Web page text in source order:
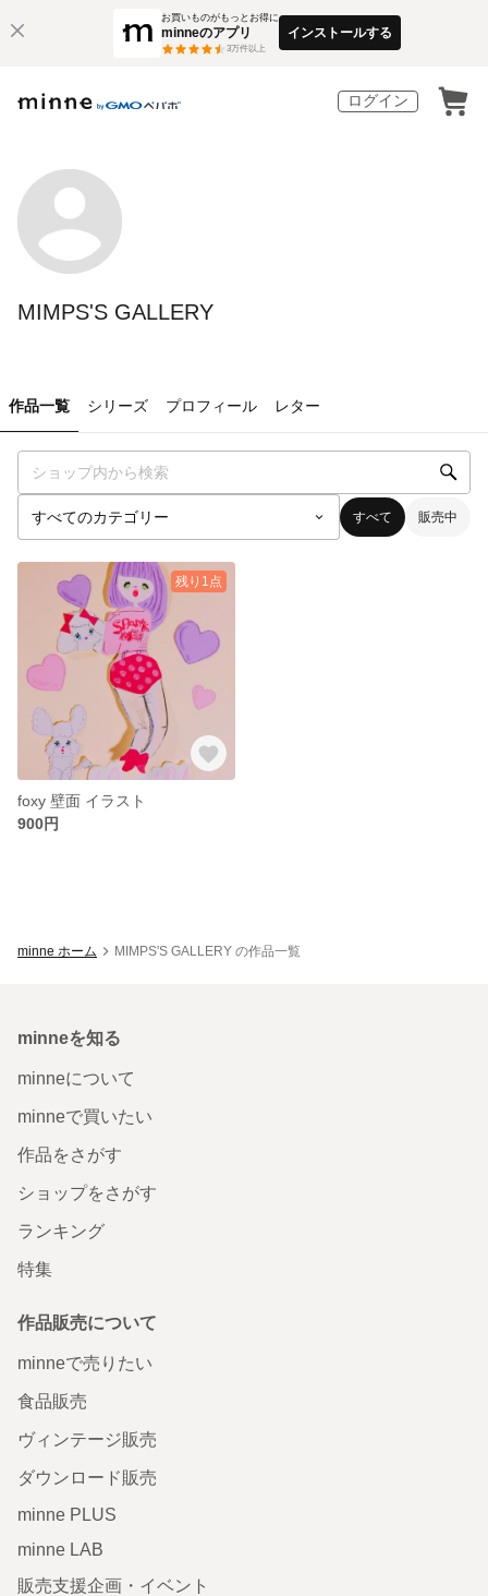
お買いものがもっとお得に
minneのアプリ
3万件以上
インストールする
ログイン
MIMPS'S GALLERY
作品一覧 シリーズ プロフィール レター
すべて 販売中
残り1点
foxy 壁面 イラスト
900円
minne ホーム MIMPS'S GALLERY の作品一覧
minneを知る
minneについて
minneで買いたい
作品をさがす
ショップをさがす
ランキング
特集
作品販売について
minneで売りたい
食品販売
ヴィンテージ販売
ダウンロード販売
minne PLUS
minne LAB
販売支援企画・イベント